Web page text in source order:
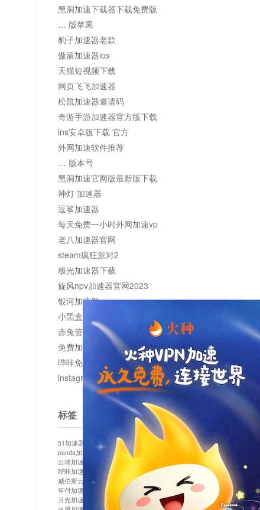
黑洞加速下载器下载免费版
… 版苹果
豹子加速器老款
傲盾加速器ios
天猫短视频下载
网页飞飞加速器
松鼠加速器邀请码
奇游手游加速器官方版下载
ins安卓版下载 官方
外网加速软件推荐
… 版本号
黑洞加速官网版最新版下载
神灯 加速器
逗鲨加速器
每天免费一小时外网加速vp
老八加速器官网
steam疯狂派对2
极光加速器下载
旋风npv加速器官网2023
银河加速器
小黑盒加速器加速
赤兔管理平台
免费加速器
哔咔免费加速服务器
instagram网页版登录入口
标签
51加速器 bitznet hidecat i7加速器
kuai500
panda加速器
snap加速器 vp加速器
中信加速器
云墙加速器
云速加速器
哔咔加速器
哔咔哔咔加速器 喵云 回锅肉加速器
威伯斯云
小明加速器 小蓝鸟加速器
布谷vp加速器
年付加速器
心阶云 快连 怎么上外网
易飞加速器
月光加速器
机场加速器 松果云 梯子加速器